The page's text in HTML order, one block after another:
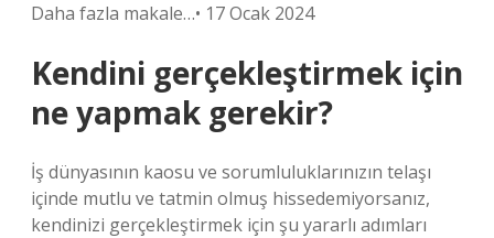
Daha fazla makale…• 17 Ocak 2024
Kendini gerçekleştirmek için
ne yapmak gerekir?
İş dünyasının kaosu ve sorumluluklarınızın telaşı
içinde mutlu ve tatmin olmuş hissedemiyorsanız,
kendinizi gerçekleştirmek için şu yararlı adımları